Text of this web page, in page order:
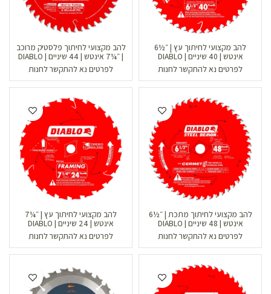
להב מקצועי לחיתוך עץ | ״½6
אינטש | 40 שיניים | DIABLO
לפרטים נא להתקשר לחנות
להב מקצועי לחיתוך פלסטיק מרוכב
| ״¼7 אינטש | 44 שיניים | DIABLO
לפרטים נא להתקשר לחנות
להב מקצועי לחיתוך מתכת | ״½6
אינטש | 48 שיניים | DIABLO
לפרטים נא להתקשר לחנות
להב מקצועי לחיתוך עץ | ״¼7
אינטש | 24 שיניים | DIABLO
לפרטים נא להתקשר לחנות